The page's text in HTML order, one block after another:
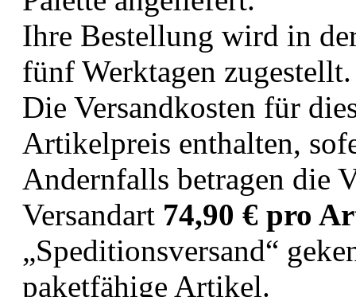
Ihre Bestellung wird in
fünf Werktagen zugestellt.
Die Versandkosten für
Artikelpreis enthalten,
Andernfalls betragen die
Versandart 74,90 € pro
„Speditionsversand“
paketfähige Artikel.